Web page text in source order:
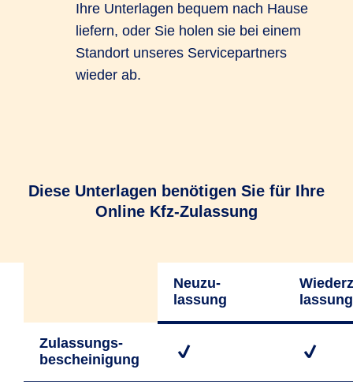
Ihre Unterlagen bequem nach Hause
liefern, oder Sie holen sie bei einem
Standort unseres Servicepartners
wieder ab.
Diese Unterlagen benötigen Sie für Ihre
Online Kfz-Zulassung
Neuzu­
lassung
lassung
Zulassungs­
bescheinigung